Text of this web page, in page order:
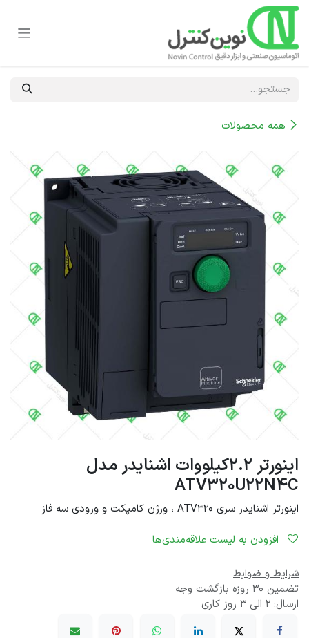
صرف نظر و مشاهده محتوا
همه محصولات
اینورتر 2.2کیلووات اشنایدر مدل
ATV320U22N4C
اینورتر اشنایدر سری ATV320 ، ورژن کامپکت و ورودی سه فاز
شرایط و ضوابط
تضمین 30 روزه بازگشت وجه
ارسال: 2 الی 3 روز کاری